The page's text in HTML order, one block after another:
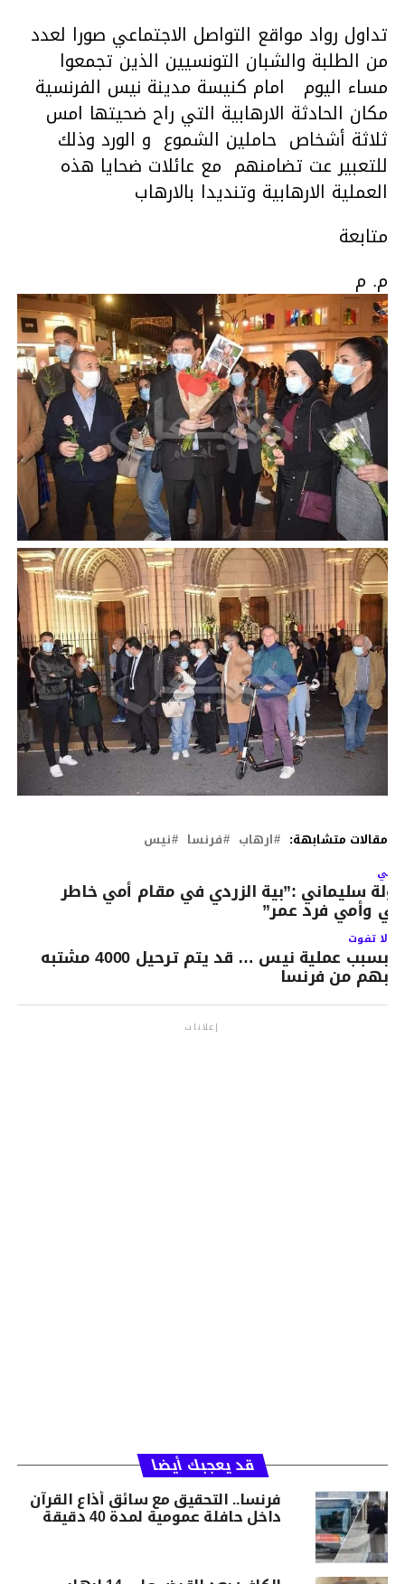
تداول رواد مواقع التواصل الاجتماعي صورا لعدد
من الطلبة والشبان التونسيين الذين تجمعوا
مساء اليوم امام كنيسة مدينة نيس الفرنسية
مكان الحادثة الارهابية التي راح ضحيتها امس
ثلاثة أشخاص حاملين الشموع و الورد وذلك
للتعبير عت تضامنهم مع عائلات ضحايا هذه
العملية الارهابية وتنديدا بالارهاب
متابعة
م. م
مقالات متشابهة: ارهاب فرنسا نيس
سليماني :”بية الزردي في مقام أمي خاطر
وأمي فرد عمر”
لا تفوت
بسبب عملية نيس … قد يتم ترحيل 4000 مشتبه
بهم من فرنسا
إعلانات
قد يعجبك أيضا
فرنسا.. التحقيق مع سائق أذاع القرآن
داخل حافلة عمومية لمدة 40 دقيقة